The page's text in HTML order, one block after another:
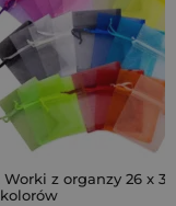
Worki z organzy 26 x